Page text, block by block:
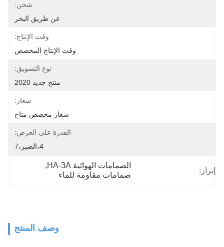
شحن:
عن طريق البحر
وقت الإنتاج:
وقت الإنتاج المخصص
نوع التسويق:
منتج جديد 2020
شعار:
شعار مخصص متاح
القدرة على العرض:
4،الصبر،7
إبراز:
الصمامات الهوائية HA-3A
,
صمامات مقاومة للماء
وصف المنتج